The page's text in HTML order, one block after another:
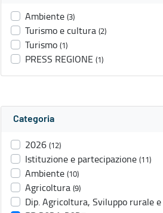
Ambiente (3)
Turismo e cultura (2)
Turismo (1)
PRESS REGIONE (1)
Categoria
2026 (12)
Istituzione e partecipazione (11)
Ambiente (10)
Agricoltura (9)
Dip. Agricoltura, Sviluppo rurale